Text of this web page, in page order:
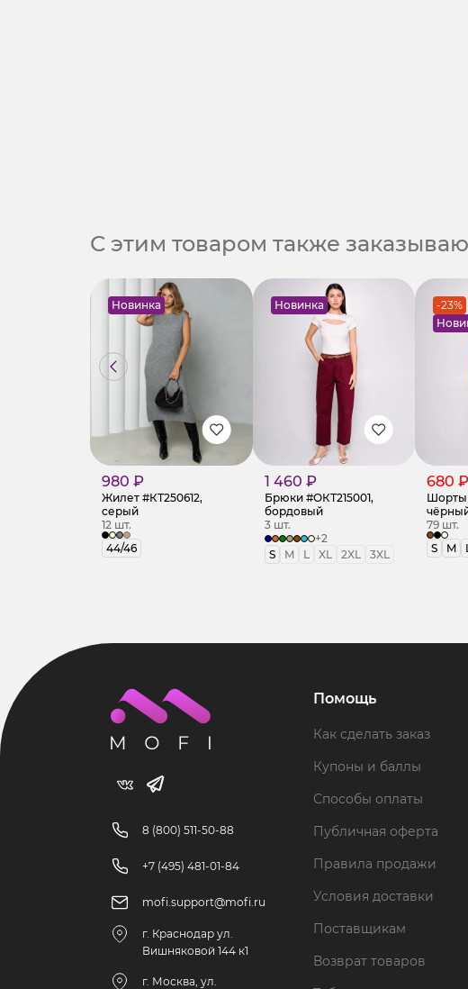
С этим товаром также
Новинка
980 ₽
Жилет #КТ250612,
серый
12 шт.
44/46
Новинка
1 460 ₽
Брюки #ОКТ215001,
бордовый
3 шт.
+2
S
M L XL 2XL 3XL
-23%
680 ₽
Шорты
79 шт.
S
M
8 (800) 511-50-88
+7 (495) 481-01-84
mofi.support@mofi.ru
г. Краснодар ул.
Вишняковой 144 к1
г. Москва, ул.
Помощь
Как сделать заказ
Купоны и баллы
Способы оплаты
Публичная оферта
Правила продажи
Условия доставки
Поставщикам
Возврат товаров